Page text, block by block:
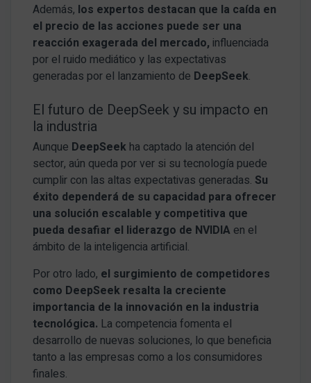
Además, los expertos destacan que la caída en
el precio de las acciones puede ser una
reacción exagerada del mercado, influenciada
por el ruido mediático y las expectativas
generadas por el lanzamiento de DeepSeek.
El futuro de DeepSeek y su impacto en
la industria
Aunque DeepSeek ha captado la atención del
sector, aún queda por ver si su tecnología puede
cumplir con las altas expectativas generadas. Su
éxito dependerá de su capacidad para ofrecer
una solución escalable y competitiva que
pueda desafiar el liderazgo de NVIDIA en el
ámbito de la inteligencia artificial.
Por otro lado, el surgimiento de competidores
como DeepSeek resalta la creciente
importancia de la innovación en la industria
tecnológica. La competencia fomenta el
desarrollo de nuevas soluciones, lo que beneficia
tanto a las empresas como a los consumidores
finales.